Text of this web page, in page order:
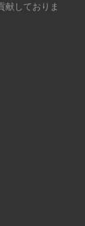
献しておりま